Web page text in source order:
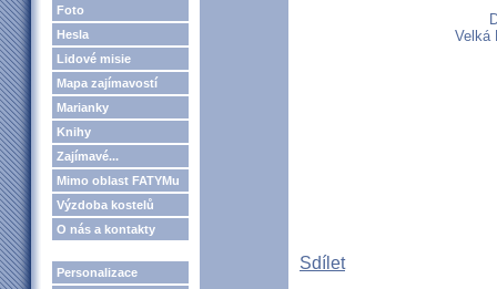
Foto
Hesla
Lidové misie
Mapa zajímavostí
Marianky
Knihy
Zajímavé...
Mimo oblast FATYMu
Výzdoba kostelů
O nás a kontakty
Personalizace
Velká
Sdílet